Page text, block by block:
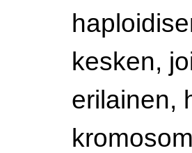
kesken,
erilainen,